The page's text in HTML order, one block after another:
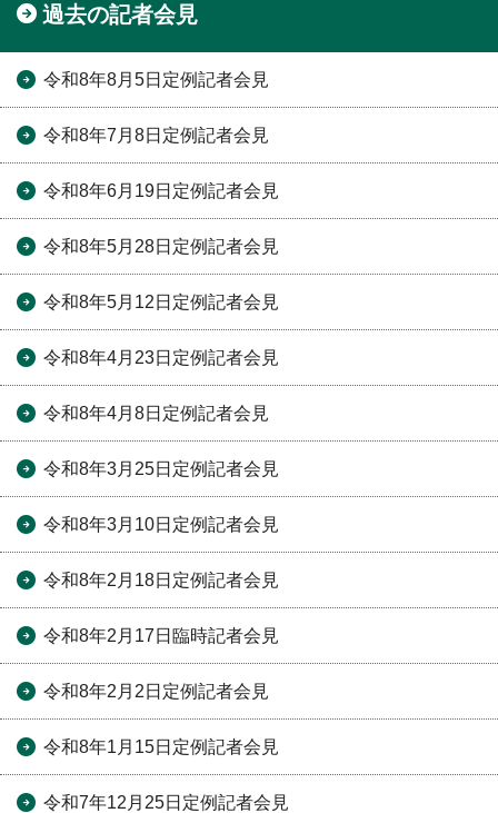
過去の記者会見
令和8年8月5日定例記者会見
令和8年7月8日定例記者会見
令和8年6月19日定例記者会見
令和8年5月28日定例記者会見
令和8年5月12日定例記者会見
令和8年4月23日定例記者会見
令和8年4月8日定例記者会見
令和8年3月25日定例記者会見
令和8年3月10日定例記者会見
令和8年2月18日定例記者会見
令和8年2月17日臨時記者会見
令和8年2月2日定例記者会見
令和8年1月15日定例記者会見
令和7年12月25日定例記者会見